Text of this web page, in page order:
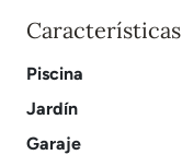
Características
Piscina
Jardín
Garaje